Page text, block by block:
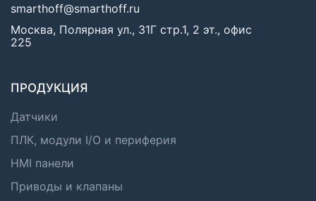
smarthoff@smarthoff.ru
Москва, Полярная ул., 31Г стр.1, 2 эт., офис
225
ПРОДУКЦИЯ
Датчики
ПЛК, модули I/O и периферия
HMI панели
Приводы и клапаны